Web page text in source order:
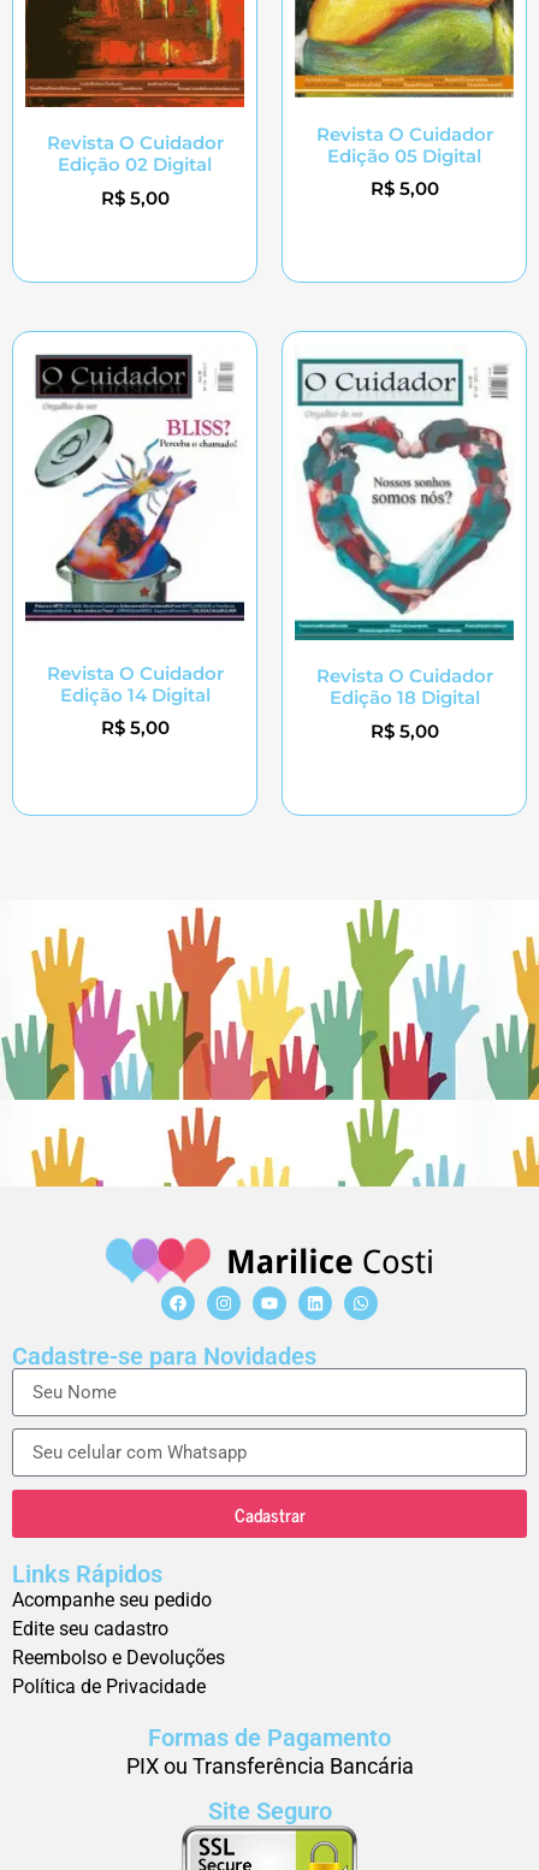
Revista O Cuidador
Edição 02 Digital
R$5,00
Revista O Cuidador
Edição 05 Digital
R$5,00
Revista O Cuidador
Edição 14 Digital
R$5,00
Revista O Cuidador
Edição 18 Digital
R$5,00
Cadastre-se para Novidades
Cadastrar
Links Rápidos
Acompanhe seu pedido
Edite seu cadastro
Reembolso e Devoluções
Política de Privacidade
Formas de Pagamento
PIX ou Transferência Bancária
Site Seguro